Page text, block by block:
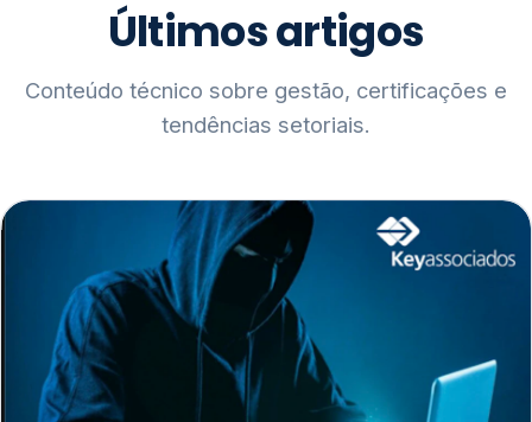
Últimos artigos
Conteúdo técnico sobre gestão, certificações e
tendências setoriais.